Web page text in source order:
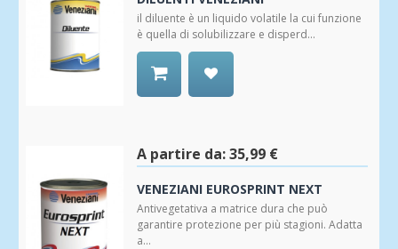
il diluente è un liquido volatile la cui funzione
è quella di solubilizzare e disperd...
A partire da:35,99 €
VENEZIANI EUROSPRINT NEXT
Antivegetativa a matrice dura che può
garantire protezione per più stagioni. Adatta
a...